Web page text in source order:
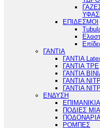
ΕΠΙΔΕΣΜΟΙ
ΓΑΝΤΙΑ
ΓΑΝΤΙΑ
ΓΑΝΤΙΑ TPE
ΓΑΝΤΙΑ
ΓΑΝΤΙΑ
ΓΑΝΤΙΑ
ΕΝΔΥΣΗ
ΕΠΙΜΑΝΙΚΙΑ
ΠΟΔΙΕΣ
ΡΟΜΠΕΣ